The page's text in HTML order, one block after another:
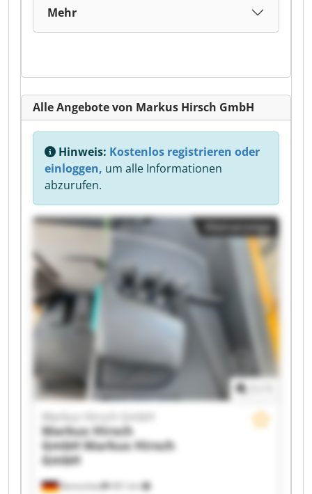
Mehr
Alle Angebote von Markus Hirsch GmbH
Hinweis: Kostenlos registrieren oder
einloggen, um alle Informationen
abzurufen.
Kleinanzeige
Remscheid 491 km
Markus Hirsch GmbH
Markus Hirsch
GmbH Markus Hirsch
GmbH